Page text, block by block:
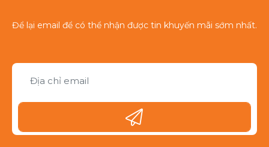
Để lại email để có thể nhận được tin khuyến mãi sớm nhất.